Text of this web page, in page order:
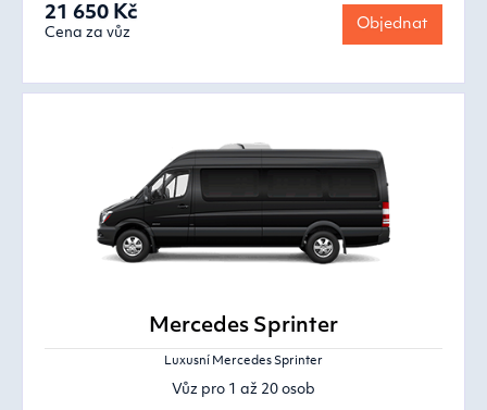
21 650 Kč
Cena za vůz
Objednat
Mercedes Sprinter
Luxusní Mercedes Sprinter
Vůz pro 1 až 20 osob